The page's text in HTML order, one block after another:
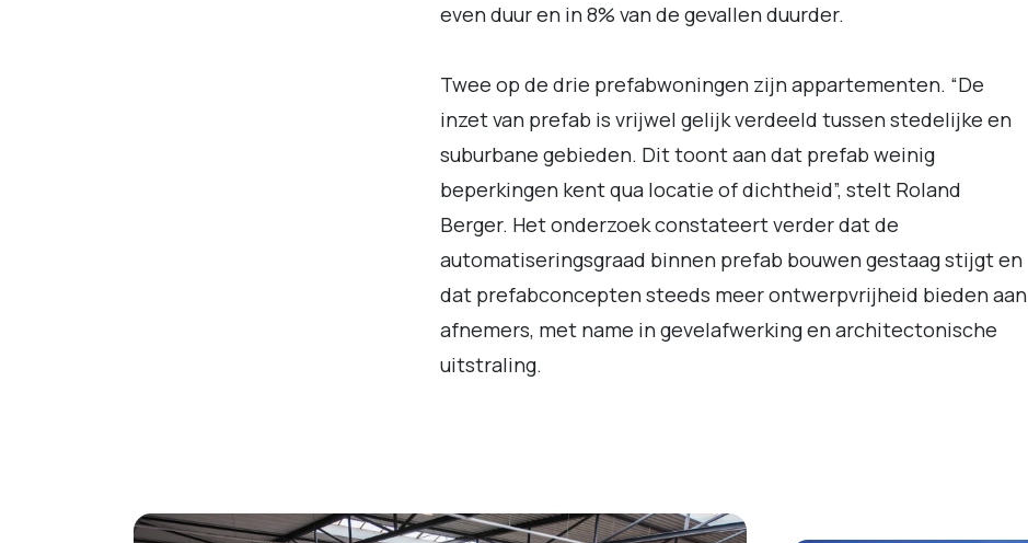
even duur en in 8% van de gevallen duurder.
Twee op de drie prefabwoningen zijn appartementen. “De
inzet van prefab is vrijwel gelijk verdeeld tussen stedelijke en
suburbane gebieden. Dit toont aan dat prefab weinig
beperkingen kent qua locatie of dichtheid”, stelt Roland
Berger. Het onderzoek constateert verder dat de
automatiseringsgraad binnen prefab bouwen gestaag stijgt en
dat prefabconcepten steeds meer ontwerpvrijheid bieden aan
afnemers, met name in gevelafwerking en architectonische
uitstraling.